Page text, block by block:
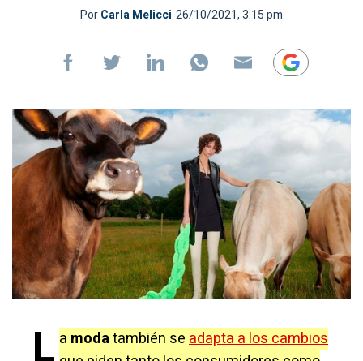
PorCarla Melicci 26/10/2021, 3:15 pm
a modatambién seadapta a los cambios